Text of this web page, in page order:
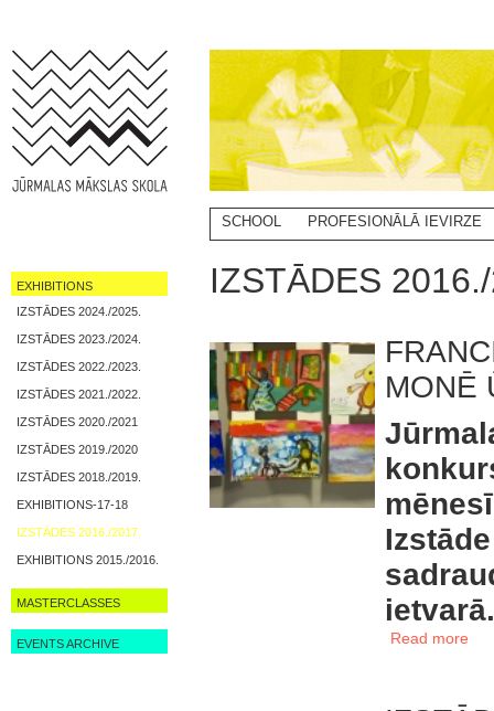
EXHIBITIONS
IZSTĀDES 2024./2025.
IZSTĀDES 2023./2024.
IZSTĀDES 2022./2023.
IZSTĀDES 2021./2022.
IZSTĀDES 2020./2021
IZSTĀDES 2019./2020
IZSTĀDES 2018./2019.
EXHIBITIONS-17-18
IZSTĀDES 2016./2017.
EXHIBITIONS 2015./2016.
MASTERCLASSES
EVENTS ARCHIVE
SCHOOL PROFESIONĀLĀ IEVIRZE
IZSTĀDES
MONĒ
ietvarā.
Read more